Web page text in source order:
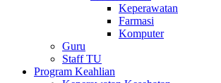
Keperawatan
Farmasi
Komputer
Guru
Staff TU
Program Keahlian